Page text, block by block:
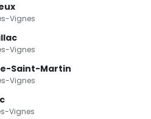
Vignes
Vignes
Saint-Martin
Vignes
Vignes